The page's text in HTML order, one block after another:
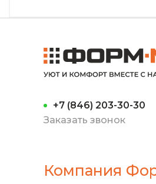
+7 (846) 203-30-30
Заказать звонок
Компания